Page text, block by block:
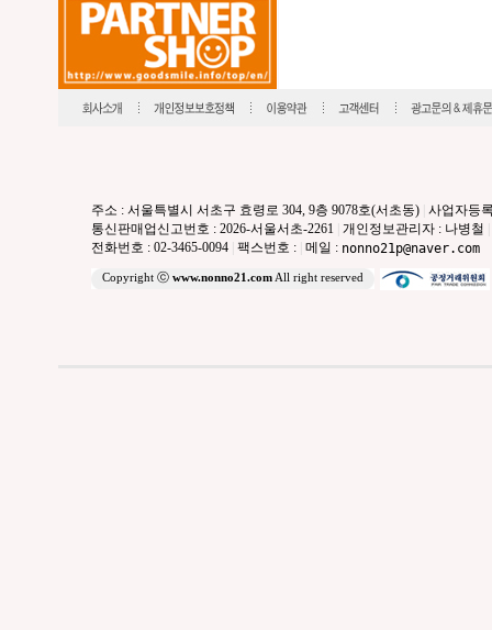
주소 : 서울특별시 서초구 효령로 304, 9층 9078호(서초동) 사업자등
통신판매업신고번호 : 2026-서울서초-2261 개인정보관리자 : 나병철
전화번호 : 02-3465-0094 팩스번호 : 메일 : nonno21p@naver.com
Copyright ⓒ www.nonno21.comAll right reserved